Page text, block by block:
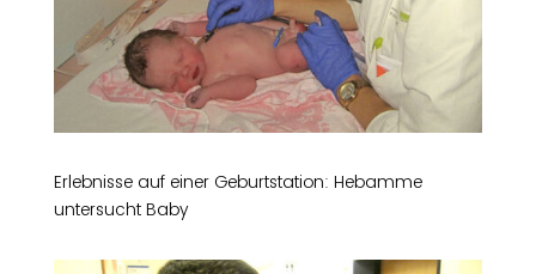
Erlebnisse auf einer Geburtstation: Hebamme
untersucht Baby